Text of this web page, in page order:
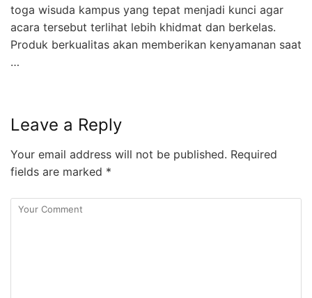
toga wisuda kampus yang tepat menjadi kunci agar
acara tersebut terlihat lebih khidmat dan berkelas.
Produk berkualitas akan memberikan kenyamanan saat
…
Leave a Reply
Your email address will not be published. Required
fields are marked *